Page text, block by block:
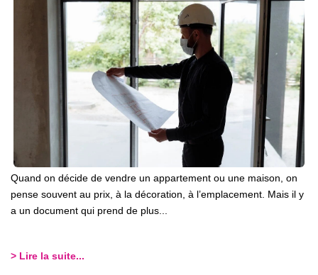
Quand on décide de vendre un appartement ou une maison, on
pense souvent au prix, à la décoration, à l’emplacement. Mais il y
a un document qui prend de plus...
> Lire la suite...